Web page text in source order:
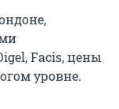
Facis, цены
уровне.